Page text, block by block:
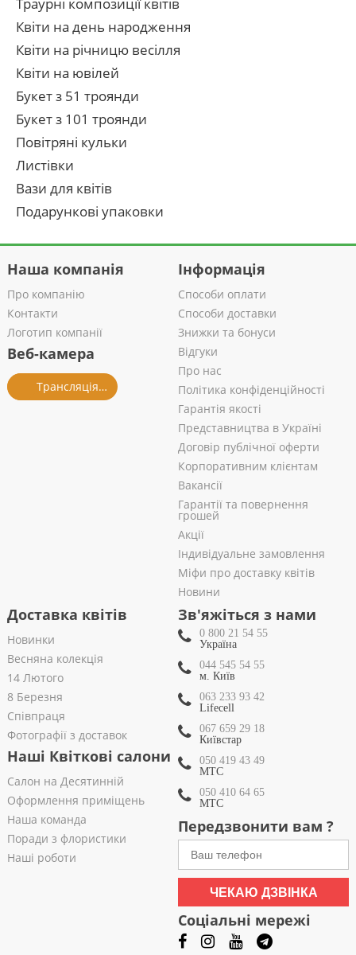
Квіти на день народження
Квіти на річницю весілля
Квіти на ювілей
Букет з 51 троянди
Букет з 101 троянди
Повітряні кульки
Листівки
Вази для квітів
Подарункові упаковки
Наша компанія
Про компанію
Контакти
Логотип компанії
Веб-камера
Трансляція із салону
Інформація
Способи оплати
Способи доставки
Знижки та бонуси
Відгуки
Про нас
Політика конфіденційності
Гарантія якості
Представництва в Україні
Договір публічної оферти
Корпоративним клієнтам
Вакансії
Гарантії та повернення
грошей
Акції
Індивідуальне замовлення
Міфи про доставку квітів
Новини
Доставка квітів
Новинки
Весняна колекція
14 Лютого
8 Березня
Співпраця
Фотографії з доставок
Наші Квіткові салони
Салон на Десятинній
Оформлення приміщень
Наша команда
Поради з флористики
Наші роботи
Зв'яжіться з нами
0 800 21 54 55
Україна
044 545 54 55
м. Київ
063 233 93 42
Lifecell
067 659 29 18
Київстар
050 419 43 49
МТС
050 410 64 65
МТС
Передзвонити вам ?
ЧЕКАЮ ДЗВІНКА
Соціальні мережі